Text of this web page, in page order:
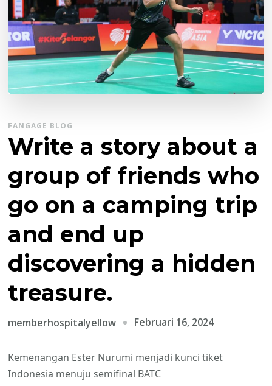
FANGAGE BLOG
Write a story about a
group of friends who
go on a camping trip
and end up
discovering a hidden
treasure.
memberhospitalyellow Februari 16, 2024
Kemenangan Ester Nurumi menjadi kunci tiket
Indonesia menuju semifinal BATC